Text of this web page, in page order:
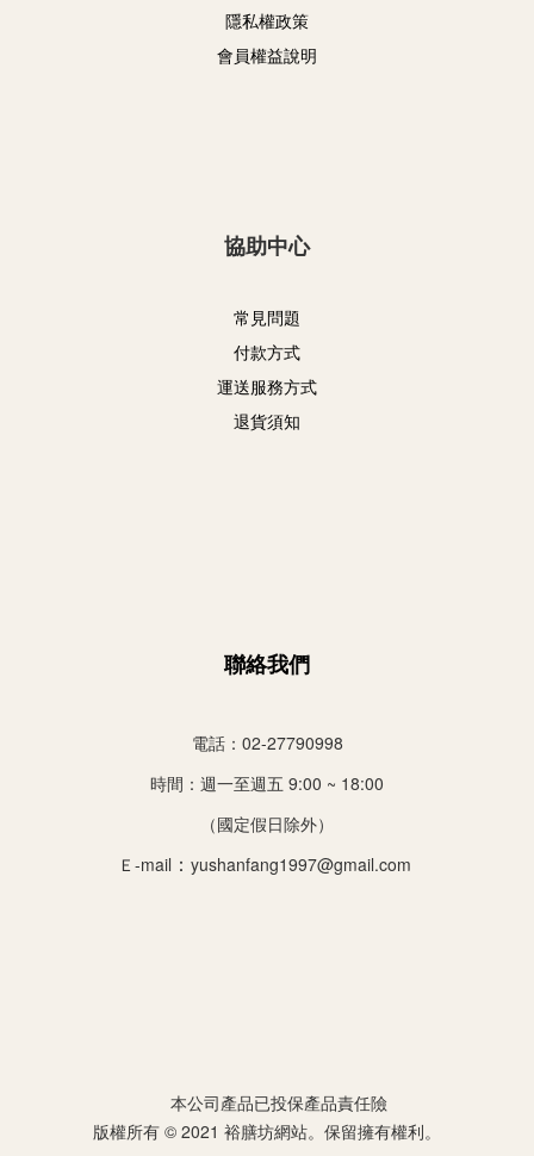
隱私權政策
會員權益說明
協助中心
常見問題
付款方式
運送服務方式
退貨須知
聯絡我們
電話：02-27790998
時間： 週一至週五 9:00 ~ 18:00
（國定假日除外）
Ｅ-mail ： yushanfang1997@gmail.com
本公司產品已投保產品責任險
版權所有 © 2021 裕膳坊網站。保留擁有權利。